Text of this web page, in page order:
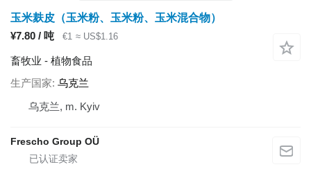
玉米麸皮（玉米粉、玉米粉、玉米混合物）
¥7.80 / 吨
€1 ≈ US$1.16
畜牧业 - 植物食品
生产国家 乌克兰
乌克兰, m. Kyiv
Frescho Group OÜ